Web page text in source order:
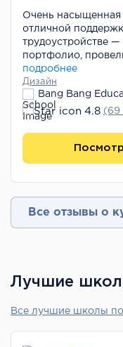
Очень насыщенная
отличной
трудоустройстве
портфолио,
подробнее
Дизайн
4.8 (69
Все отзывы о
Лучшие
Все лучшие школы